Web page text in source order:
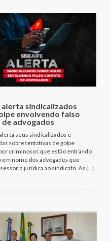
alerta sindicalizados
envolvendo falso
advogados
seus sindicalizados e
sobre tentativas de golpe
criminosos que estão entrando
em nome dos advogados que
jurídica ao sindicato. As […]